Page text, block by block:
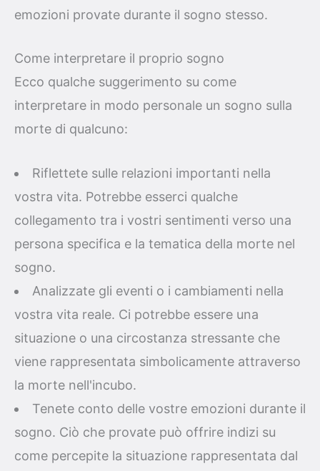
emozioni provate durante il sogno stesso.
Come interpretare il proprio sogno
Ecco qualche suggerimento su come
interpretare in modo personale un sogno sulla
morte di qualcuno:
Riflettete sulle relazioni importanti nella
vostra vita. Potrebbe esserci qualche
collegamento tra i vostri sentimenti verso una
persona specifica e la tematica della morte nel
sogno.
Analizzate gli eventi o i cambiamenti nella
vostra vita reale. Ci potrebbe essere una
situazione o una circostanza stressante che
viene rappresentata simbolicamente attraverso
la morte nell'incubo.
Tenete conto delle vostre emozioni durante il
sogno. Ciò che provate può offrire indizi su
come percepite la situazione rappresentata dal